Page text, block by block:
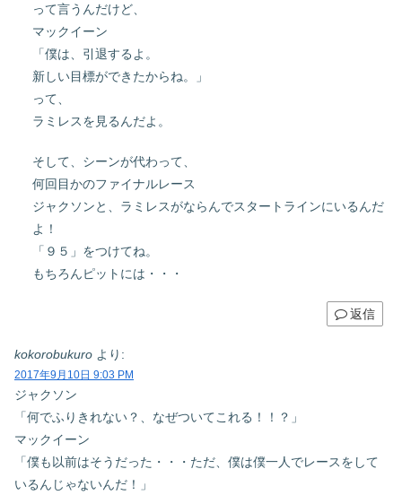
って言うんだけど、
マックイーン
「僕は、引退するよ。
新しい目標ができたからね。」
って、
ラミレスを見るんだよ。
そして、シーンが代わって、
何回目かのファイナルレース
ジャクソンと、ラミレスがならんでスタートラインにいるんだ
よ！
「９５」をつけてね。
もちろんピットには・・・
返信
kokorobukuro より:
2017年9月10日 9:03 PM
ジャクソン
「何でふりきれない？、なぜついてこれる！！？」
マックイーン
「僕も以前はそうだった・・・ただ、僕は僕一人でレースをして
いるんじゃないんだ！」